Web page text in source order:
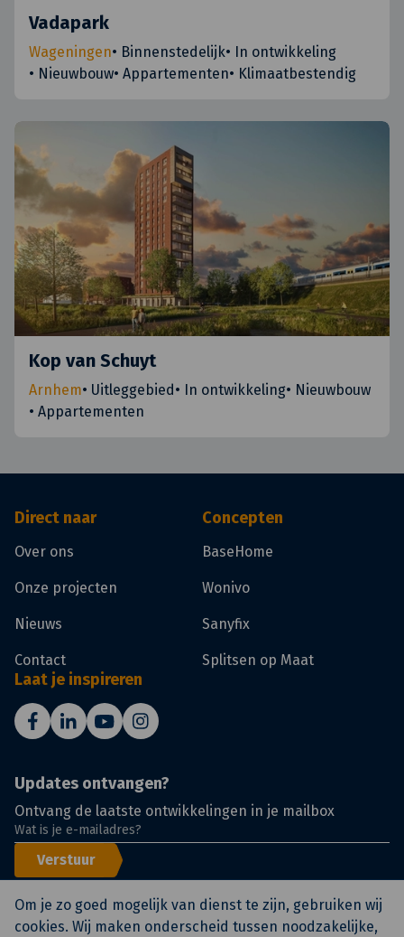
Vadapark
Wageningen• Binnenstedelijk• In ontwikkeling
• Nieuwbouw• Appartementen• Klimaatbestendig
Kop van Schuyt
Arnhem• Uitleggebied• In ontwikkeling• Nieuwbouw
• Appartementen
Direct naar
Over ons
Onze projecten
Nieuws
Contact
Concepten
BaseHome
Wonivo
Sanyfix
Splitsen op Maat
Laat je inspireren
Updates ontvangen?
Ontvang de laatste ontwikkelingen in je mailbox
Verstuur
Om je zo goed mogelijk van dienst te zijn, gebruiken wij
cookies. Wij maken onderscheid tussen noodzakelijke,